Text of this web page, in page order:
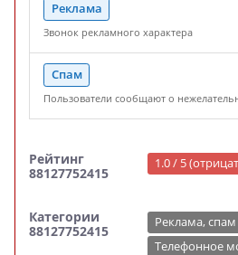
Реклама
Звонок рекламного характера
Спам
Пользователи сообщают о
Рейтинг
88127752415
1.0 / 5
Категории
88127752415
Реклама, спам
Телефонное